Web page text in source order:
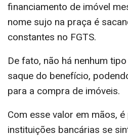
financiamento de imóvel
nome sujo na praça é
constantes no FGTS.
De fato, não há nenhum
saque do benefício,
para a compra de imóveis.
Com esse valor em mãos,
instituições bancárias se